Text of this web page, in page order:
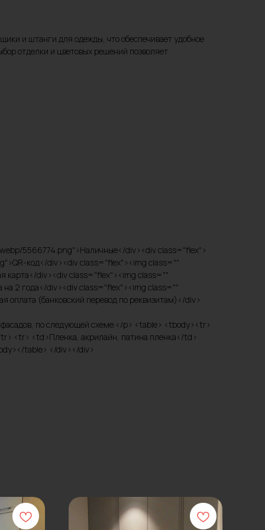
и штанги для одежды, что обеспечивает удобное
отделки и цветовых решений позволяет
5566774.png">Наличные</div><div class="flex">
код</div><div class="flex"><img class=""
div><div class="flex"><img class=""
2 года</div><div class="flex"><img class=""
(банковский перевод по реквизитам)</div>
по следующей схеме:</p> <table> <tbody><tr>
<tr> <td>Пленка, акрилайн, патина пленка</td>
table> </div></div>